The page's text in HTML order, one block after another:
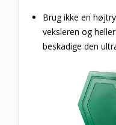
Brug ikke en
veksleren og
beskadige den